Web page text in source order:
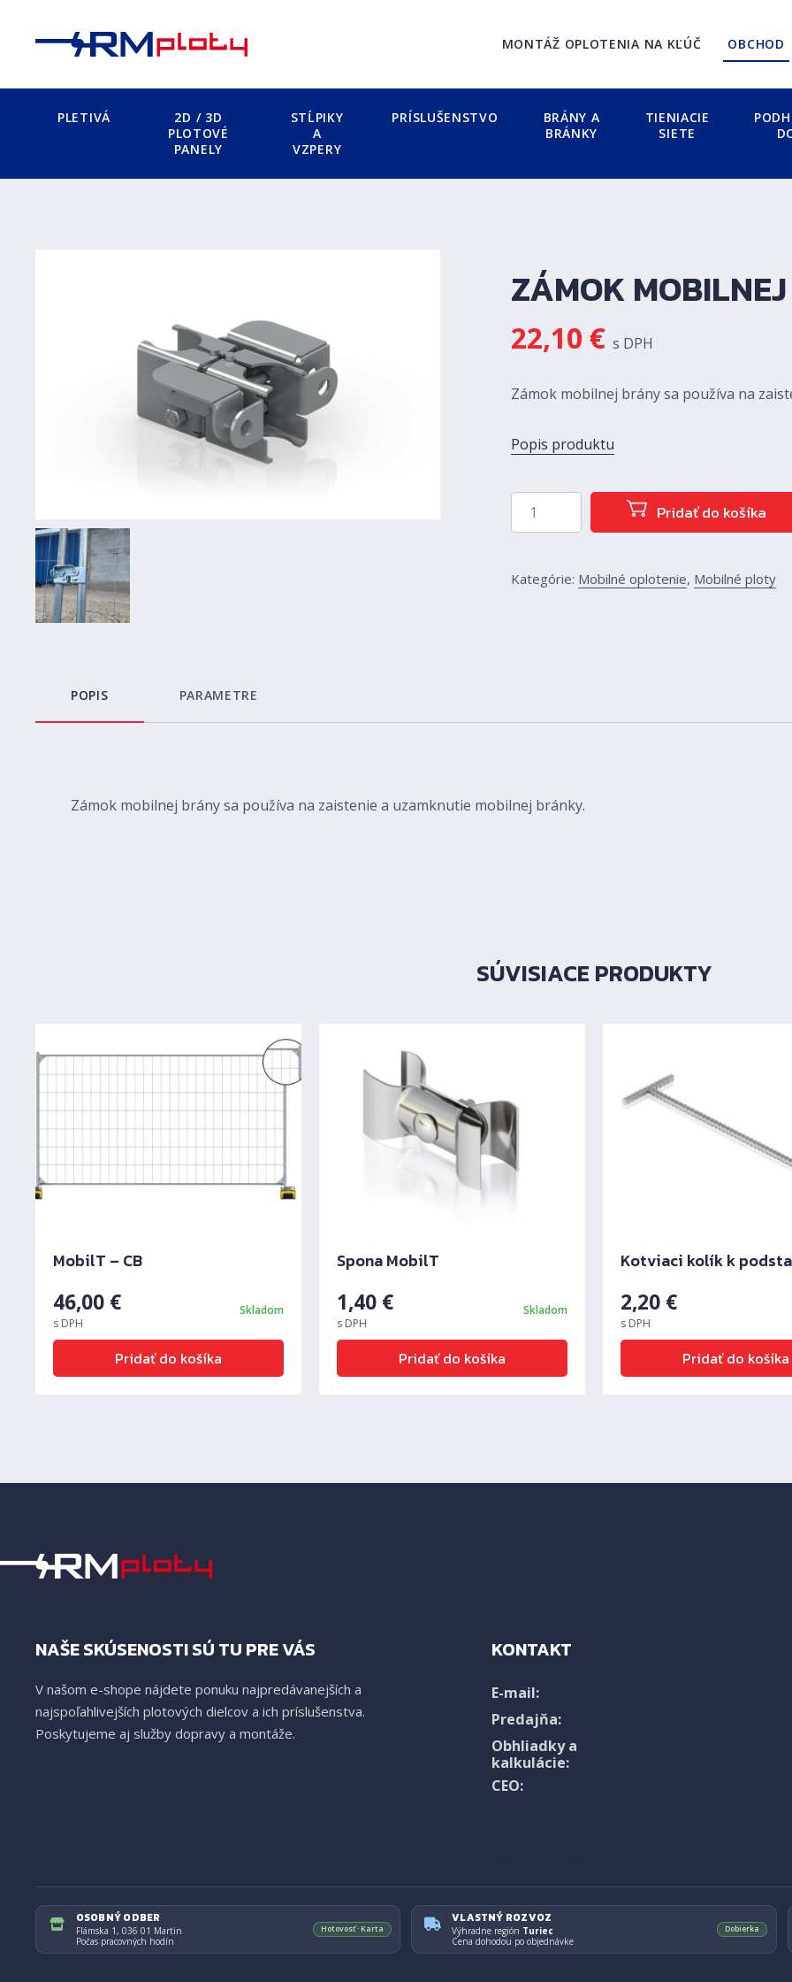
MONTÁŽ OPLOTENIA NA KĽÚČ OBCHOD
PLETIVÁ
2D / 3D
PLOTOVÉ
PANELY
STĹPIKY
A
VZPERY
PRÍSLUŠENSTVO
BRÁNY A
BRÁNKY
TIENIACIE
SIETE
ZÁMOK
22,10 € s DPH
Zámok mobilnej brány sa používa na
Popis produktu
množstvo Zámok mobilnej bránky
Pridať do košíka
Kategórie: Mobilné oplotenie, Mobilné ploty
POPIS PARAMETRE
Zámok mobilnej brány sa používa na zaistenie a uzamknutie mobilnej bránky.
SÚVISIACE PRODUKTY
MobilT – CB
46,00 €
s DPH
Skladom
Pridať do košíka
Spona MobilT
1,40 €
s DPH
Skladom
Pridať do košíka
Kotviaci kolík k
2,20 €
s DPH
Pridať do košíka
NAŠE SKÚSENOSTI SÚ TU PRE VÁS
V našom e-shope nájdete ponuku najpredávanejších a
najspoľahlivejších plotových dielcov a ich príslušenstva.
Poskytujeme aj služby dopravy a montáže.
KONTAKT
E-mail:
Predajňa:
Obhliadky a
kalkulácie:
CEO:
OSOBNÝ ODBER
Flámska 1, 036 01 Martin
Počas pracovných hodín
Hotovosť · Karta
VLASTNÝ ROZVOZ
Výhradne región Turiec
Cena dohodou po objednávke
Dobierka
Predchádzajúci